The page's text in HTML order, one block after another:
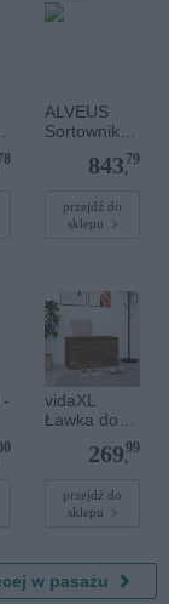
ALVEUS
Sortownik
(2x30 L)843,
79
przejdź do
sklepu
-
vidaXL
Ławka do
przedpokoju
, 80x40x45
przydymion
y dąb
269,
99
przejdź do
sklepu
w pasażu